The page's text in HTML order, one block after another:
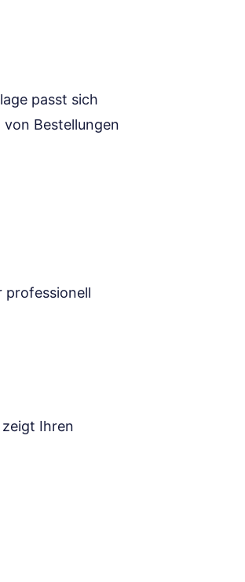
passt sich
Bestellungen
professionell
Ihren